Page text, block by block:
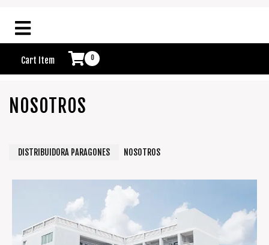
Cart Item 0
NOSOTROS
DISTRIBUIDORA PARAGONES NOSOTROS